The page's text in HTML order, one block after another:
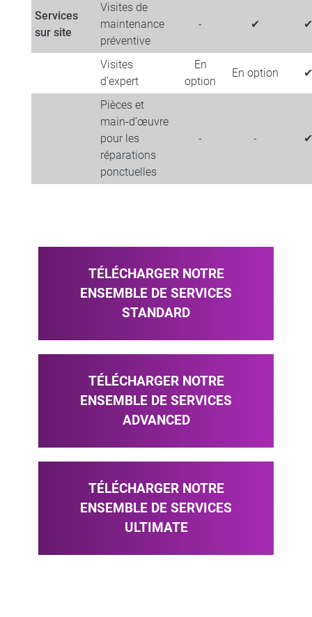
Services
sur site
Visites de
maintenance
préventive
- ✔
Visites
d’expert​
En
option
En option
Pièces et
main-d’œuvre
pour les
réparations
ponctuelles
- -
TÉLÉCHARGER NOTRE
ENSEMBLE DE SERVICES
STANDARD
TÉLÉCHARGER NOTRE
ENSEMBLE DE SERVICES
ADVANCED
TÉLÉCHARGER NOTRE
ENSEMBLE DE SERVICES
ULTIMATE